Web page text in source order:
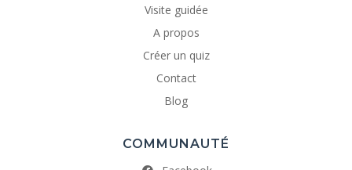
Visite guidée
A propos
Créer un quiz
Contact
Blog
COMMUNAUTÉ